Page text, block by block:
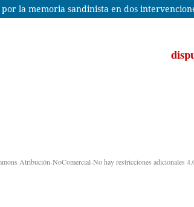
la memoria sandinista en dos